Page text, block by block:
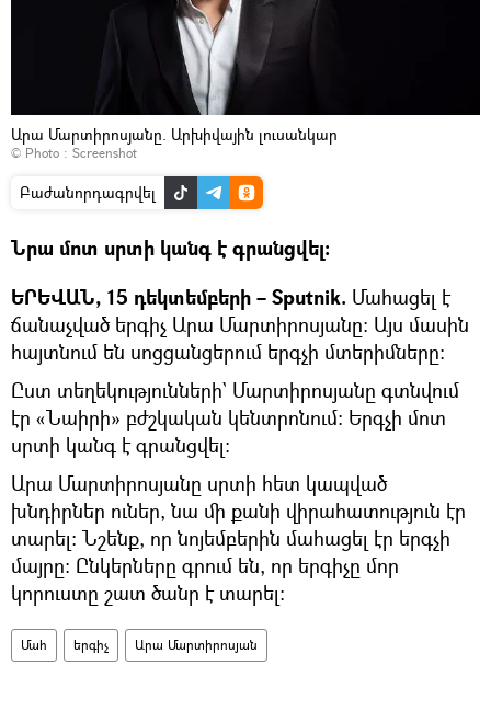
Արա Մարտիրոսյանը. Արխիվային լուսանկար
© Photo : Screenshot
Բաժանորդագրվել
Նրա մոտ սրտի կանգ է գրանցվել։
ԵՐԵՎԱՆ, 15 դեկտեմբերի – Sputnik. Մահացել է
ճանաչված երգիչ Արա Մարտիրոսյանը: Այս մասին
հայտնում են սոցցանցերում երգչի մտերիմները։
Ըստ տեղեկությունների` Մարտիրոսյանը գտնվում
էր «Նաիրի» բժշկական կենտրոնում: Երգչի մոտ
սրտի կանգ է գրանցվել:
Արա Մարտիրոսյանը սրտի հետ կապված
խնդիրներ ուներ, նա մի քանի վիրահատություն էր
տարել։ Նշենք, որ նոյեմբերին մահացել էր երգչի
մայրը: Ընկերները գրում են, որ երգիչը մոր
կորուստը շատ ծանր է տարել:
Մահ երգիչ Արա Մարտիրոսյան